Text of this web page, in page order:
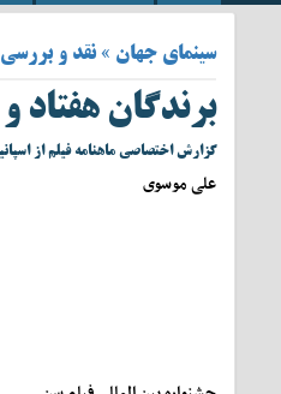
سینمای جهان » نقد و بررسی
برندگان
گزارش اختصاصی ماهنامه فیلم از
علی موسوی